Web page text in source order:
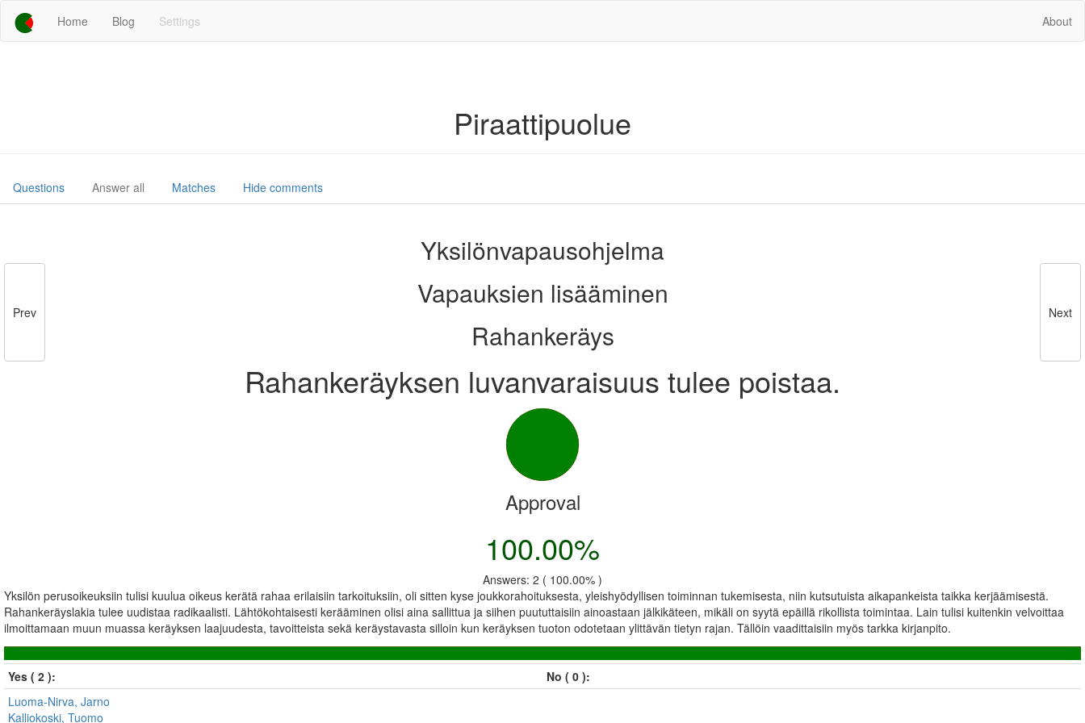
Home Blog Settings About
Piraattipuolue
Questions Answer all Matches Hide comments
Prev
Yksilönvapausohjelma
Vapauksien lisääminen
Rahankeräys
Rahankeräyksen luvanvaraisuus tulee poistaa.
Next
Approval
100.00%
Answers: 2 ( 100.00% )
Yksilön perusoikeuksiin tulisi kuulua oikeus kerätä rahaa erilaisiin tarkoituksiin, oli sitten kyse joukkorahoituksesta, yleishyödyllisen toiminnan tukemisesta, niin kutsutuista aikapankeista taikka kerjäämisestä.
Rahankeräyslakia tulee uudistaa radikaalisti. Lähtökohtaisesti kerääminen olisi aina sallittua ja siihen puututtaisiin ainoastaan jälkikäteen, mikäli on syytä epäillä rikollista toimintaa. Lain tulisi kuitenkin velvoittaa
ilmoittamaan muun muassa keräyksen laajuudesta, tavoitteista sekä keräystavasta silloin kun keräyksen tuoton odotetaan ylittävän tietyn rajan. Tällöin vaadittaisiin myös tarkka kirjanpito.
Yes ( 2 ):
No ( 0 ):
Luoma-Nirva, Jarno
Kalliokoski, Tuomo